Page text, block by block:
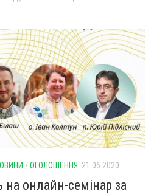
/ОГОЛОШЕННЯ 21.06.2020
онлайн-семінар за